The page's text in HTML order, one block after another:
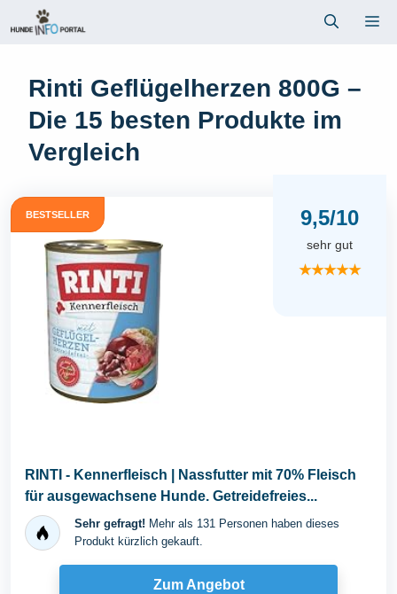
Inhalt
Rinti Geflügelherzen 800G –
Die 15 besten Produkte im
Vergleich
BESTSELLER 9,5/10
sehr gut
★★★★★
RINTI - Kennerfleisch | Nassfutter mit 70% Fleisch
für ausgewachsene Hunde. Getreidefreies...
Sehr gefragt! Mehr als 131 Personen haben dieses
Produkt kürzlich gekauft.
Zum Angebot